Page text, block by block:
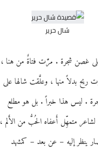
شال حرير
غصن شجرة . مرَّت فتاةٌ من هنا ،
ريح بدلاً منها ، وعلَّقت شالها على
. ليس هذا خبراً . بل هو مطلع
متمهِّل أَعفاه الحُبُّ من الأَلم ،
ينظر إليه – عن بعد – كمشهد